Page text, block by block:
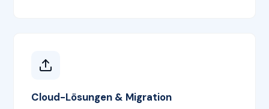
Cloud-Lösungen & Migration